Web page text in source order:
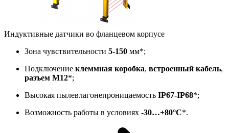
Индуктивные датчики во фланцевом корпусе
Зона чувствительности 5-150 мм*;
Подключение клеммная коробка, встроенный кабель,
разъем М12*;
Высокая пылевлагонепроницаемость IP67-IP68*;
Возможность работы в условиях -30…+80°C*.